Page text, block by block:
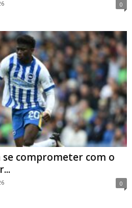
0
comprometer com o
0